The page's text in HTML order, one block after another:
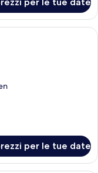
moderno con un
per le tue date